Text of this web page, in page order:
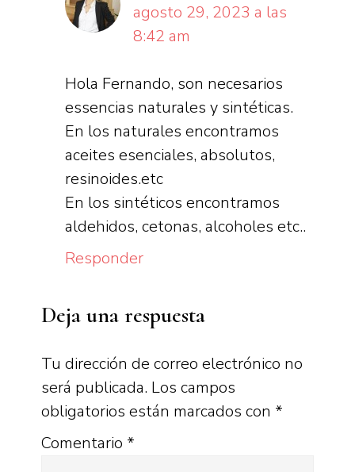
agosto 29, 2023 a las
8:42 am
Hola Fernando, son necesarios
essencias naturales y sintéticas.
En los naturales encontramos
aceites esenciales, absolutos,
resinoides.etc
En los sintéticos encontramos
aldehidos, cetonas, alcoholes etc..
Responder
Deja una respuesta
Tu dirección de correo electrónico no
será publicada. Los campos
obligatorios están marcados con *
Comentario *